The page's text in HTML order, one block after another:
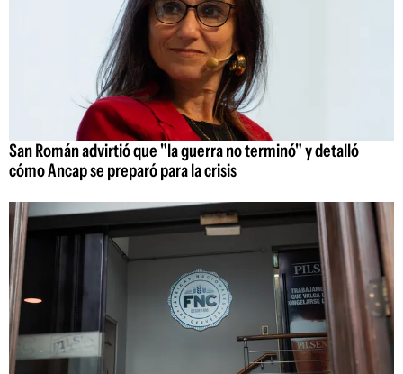
San Román advirtió que "la guerra no terminó" y detalló
cómo Ancap se preparó para la crisis